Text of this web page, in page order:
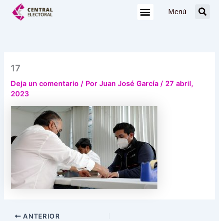
Menú
17
Deja un comentario / PorJuan José García/ 27 abril,
2023
ANTERIOR